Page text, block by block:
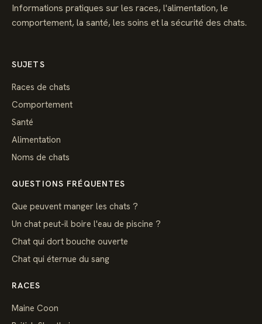
Informations pratiques sur les races, l'alimentation, le
comportement, la santé, les soins et la sécurité des chats.
SUJETS
Races de chats
Comportement
Santé
Alimentation
Noms de chats
QUESTIONS FRÉQUENTES
Que peuvent manger les chats ?
Un chat peut-il boire l'eau de piscine ?
Chat qui dort bouche ouverte
Chat qui éternue du sang
RACES
Maine Coon